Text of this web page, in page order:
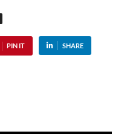
PIN IT SHARE